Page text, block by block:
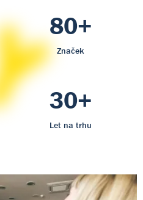
80+
Značek
30+
Let na trhu